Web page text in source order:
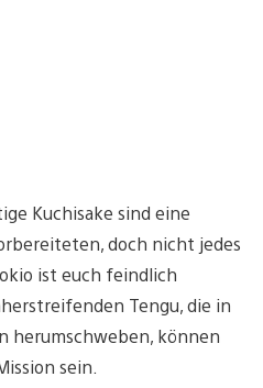
Kuchisake sind eine
doch nicht jedes
ist euch feindlich
Tengu, die in
herumschweben, können
sein.